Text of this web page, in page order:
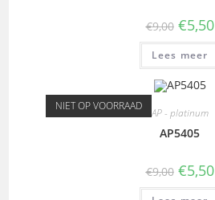
€9,00 €5,50
Lees meer
NIET OP VOORRAAD AP - platinum
AP5405
€9,00 €5,50